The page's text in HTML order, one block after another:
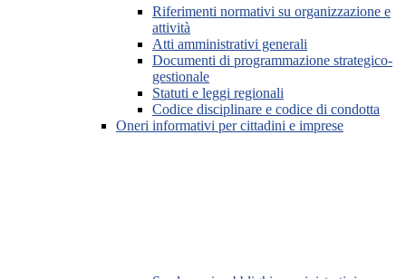
Riferimenti normativi su organizzazione e
attività
Atti amministrativi generali
Documenti di programmazione strategico-
gestionale
Statuti e leggi regionali
Codice disciplinare e codice di condotta
Oneri informativi per cittadini e imprese